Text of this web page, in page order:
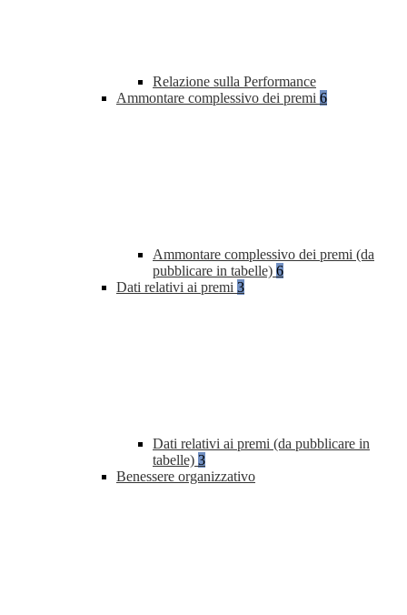
Relazione sulla Performance
Ammontare complessivo dei premi 6
Ammontare complessivo dei premi (da
pubblicare in tabelle) 6
Dati relativi ai premi 3
Dati relativi ai premi (da pubblicare in
tabelle) 3
Benessere organizzativo